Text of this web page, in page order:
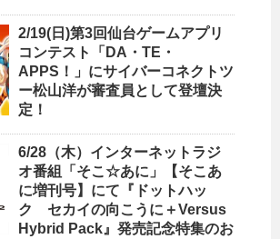
2/19(日)第3回仙台ゲームアプリ
コンテスト「DA・TE・
APPS！」にサイバーコネクトツ
ー松山洋が審査員として登壇決
定！
6/28（木）インターネットラジ
オ番組「そこ☆あに」【そこあ
に増刊号】にて『ドットハッ
ク セカイの向こうに＋Versus
Hybrid Pack』発売記念特集のお